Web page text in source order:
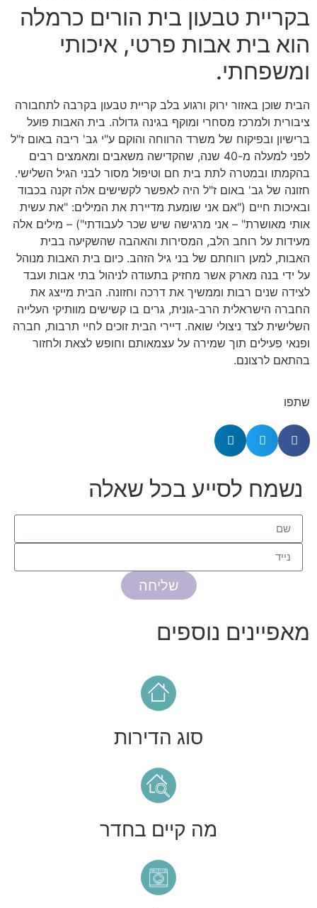
בקריית טבעון בית הורים כרמלה
הוא בית אבות פרטי, איכותי
ומשפחתי.
הבית שוכן באזור ירוק ורגוע בלב קריית טבעון בקרבה לתחבורה
ציבורית ולמרכז מסחרי ומוקף בגינה גדולה. בית האבות פועל
ברישיון ובפיקוח של משרד הרווחה והוקם ע"י גב' ריבה באום ז"ל
לפני למעלה מ-40 שנה, שהקדישה משאבים ומאמצים רבים
בהקמתו ובמטרה לתת בית חם וטיפול מסור לבני הגיל השלישי.
חזונה של גב' באום ז"ל היה לאפשר לקשישים אלה זקנה בכבוד
ובאיכות חיים ("אם אני שומעת מדיירת את המילים: "את עשית
אותי מאושרת" – אני מרגישה שיש שכר לעבודתי") – מילים אלה
מעידות על רוחב הלב, המסירות והאהבה שהשקיעה בבית
האבות, למען רווחתם של בני גיל הזהב. כיום בית האבות מנוהל
על ידי בנה מארק אשר מחזיק בתעודה לניהול בתי אבות ועבד
לצידה שנים רבות וממשיך את דרכה וחזונה. הבית מייצג את
החברה הישראלית הרב-גונית, גרים בו קשישים מוותיקי העלייה
השלישית לצד ניצולי שואה. דיירי הבית זוכים לחיי תרבות, חברה
ופנאי פעילים תוך שמירה על עצמאותם וחופש לצאת ולחזור
בהתאם לרצונם.
שתפו
נשמח לסייע בכל שאלה
שליחה
מאפיינים נוספים
סוג הדירות
מה קיים בחדר